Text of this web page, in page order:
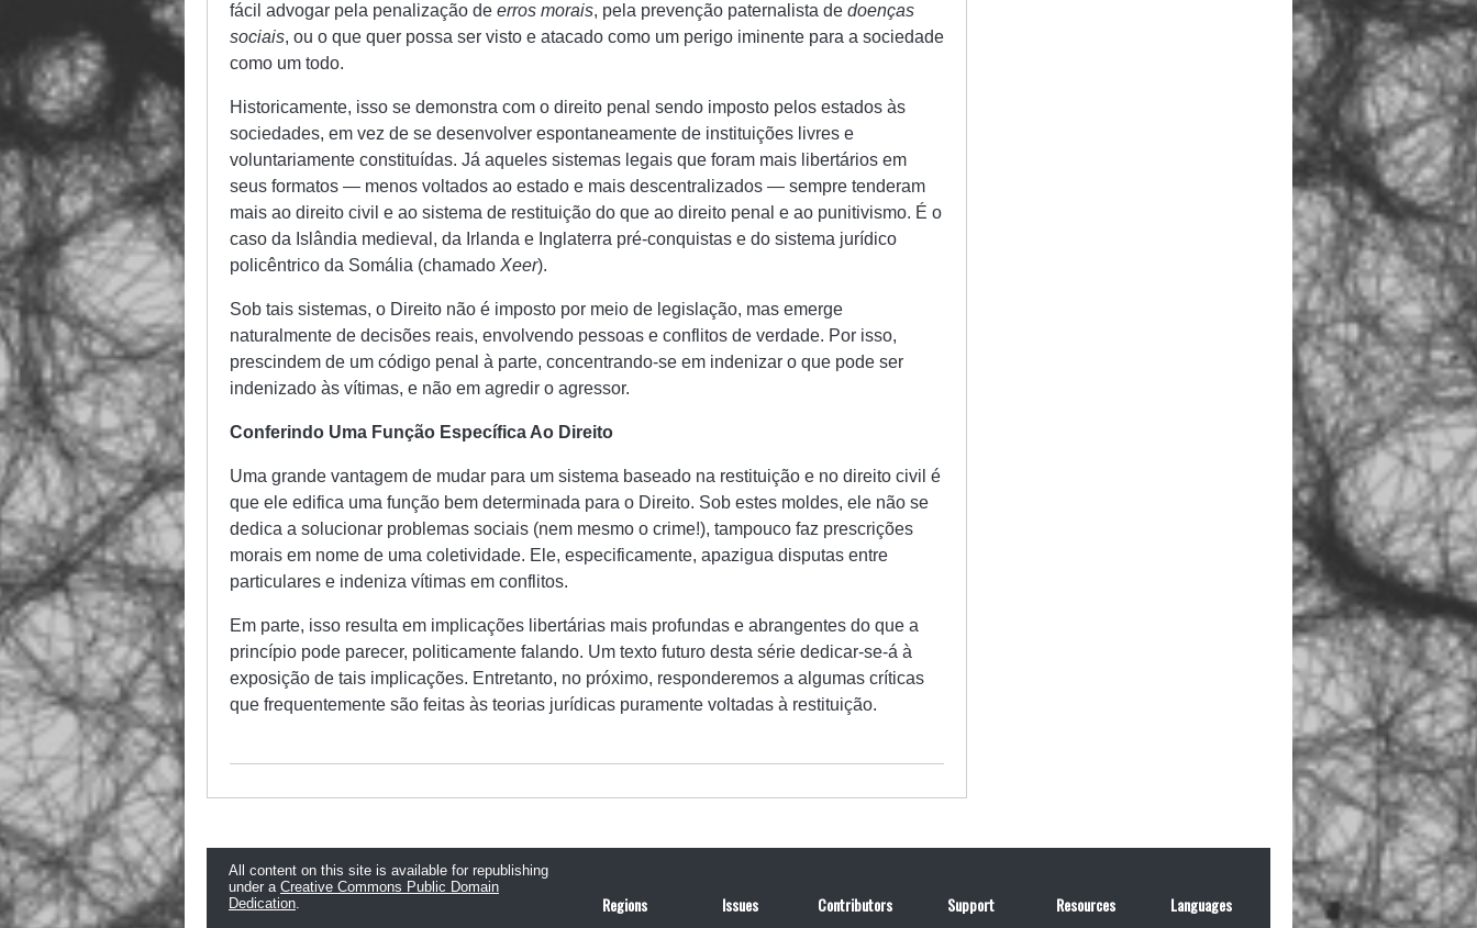
fácil advogar pela penalização de erros morais, pela prevenção paternalista de doenças
sociais, ou o que quer possa ser visto e atacado como um perigo iminente para a sociedade
como um todo.
Historicamente, isso se demonstra com o direito penal sendo imposto pelos estados às
sociedades, em vez de se desenvolver espontaneamente de instituições livres e
voluntariamente constituídas. Já aqueles sistemas legais que foram mais libertários em
seus formatos — menos voltados ao estado e mais descentralizados — sempre tenderam
mais ao direito civil e ao sistema de restituição do que ao direito penal e ao punitivismo. É o
caso da Islândia medieval, da Irlanda e Inglaterra pré-conquistas e do sistema jurídico
policêntrico da Somália (chamado Xeer).
Sob tais sistemas, o Direito não é imposto por meio de legislação, mas emerge
naturalmente de decisões reais, envolvendo pessoas e conflitos de verdade. Por isso,
prescindem de um código penal à parte, concentrando-se em indenizar o que pode ser
indenizado às vítimas, e não em agredir o agressor.
Conferindo Uma Função Específica Ao Direito
Uma grande vantagem de mudar para um sistema baseado na restituição e no direito civil é
que ele edifica uma função bem determinada para o Direito. Sob estes moldes, ele não se
dedica a solucionar problemas sociais (nem mesmo o crime!), tampouco faz prescrições
morais em nome de uma coletividade. Ele, especificamente, apazigua disputas entre
particulares e indeniza vítimas em conflitos.
Em parte, isso resulta em implicações libertárias mais profundas e abrangentes do que a
princípio pode parecer, politicamente falando. Um texto futuro desta série dedicar-se-á à
exposição de tais implicações. Entretanto, no próximo, responderemos a algumas críticas
que frequentemente são feitas às teorias jurídicas puramente voltadas à restituição.
All content on this site is available for republishing
under a Creative Commons Public Domain
Dedication.
Regions Issues Contributors Support Resources Languages